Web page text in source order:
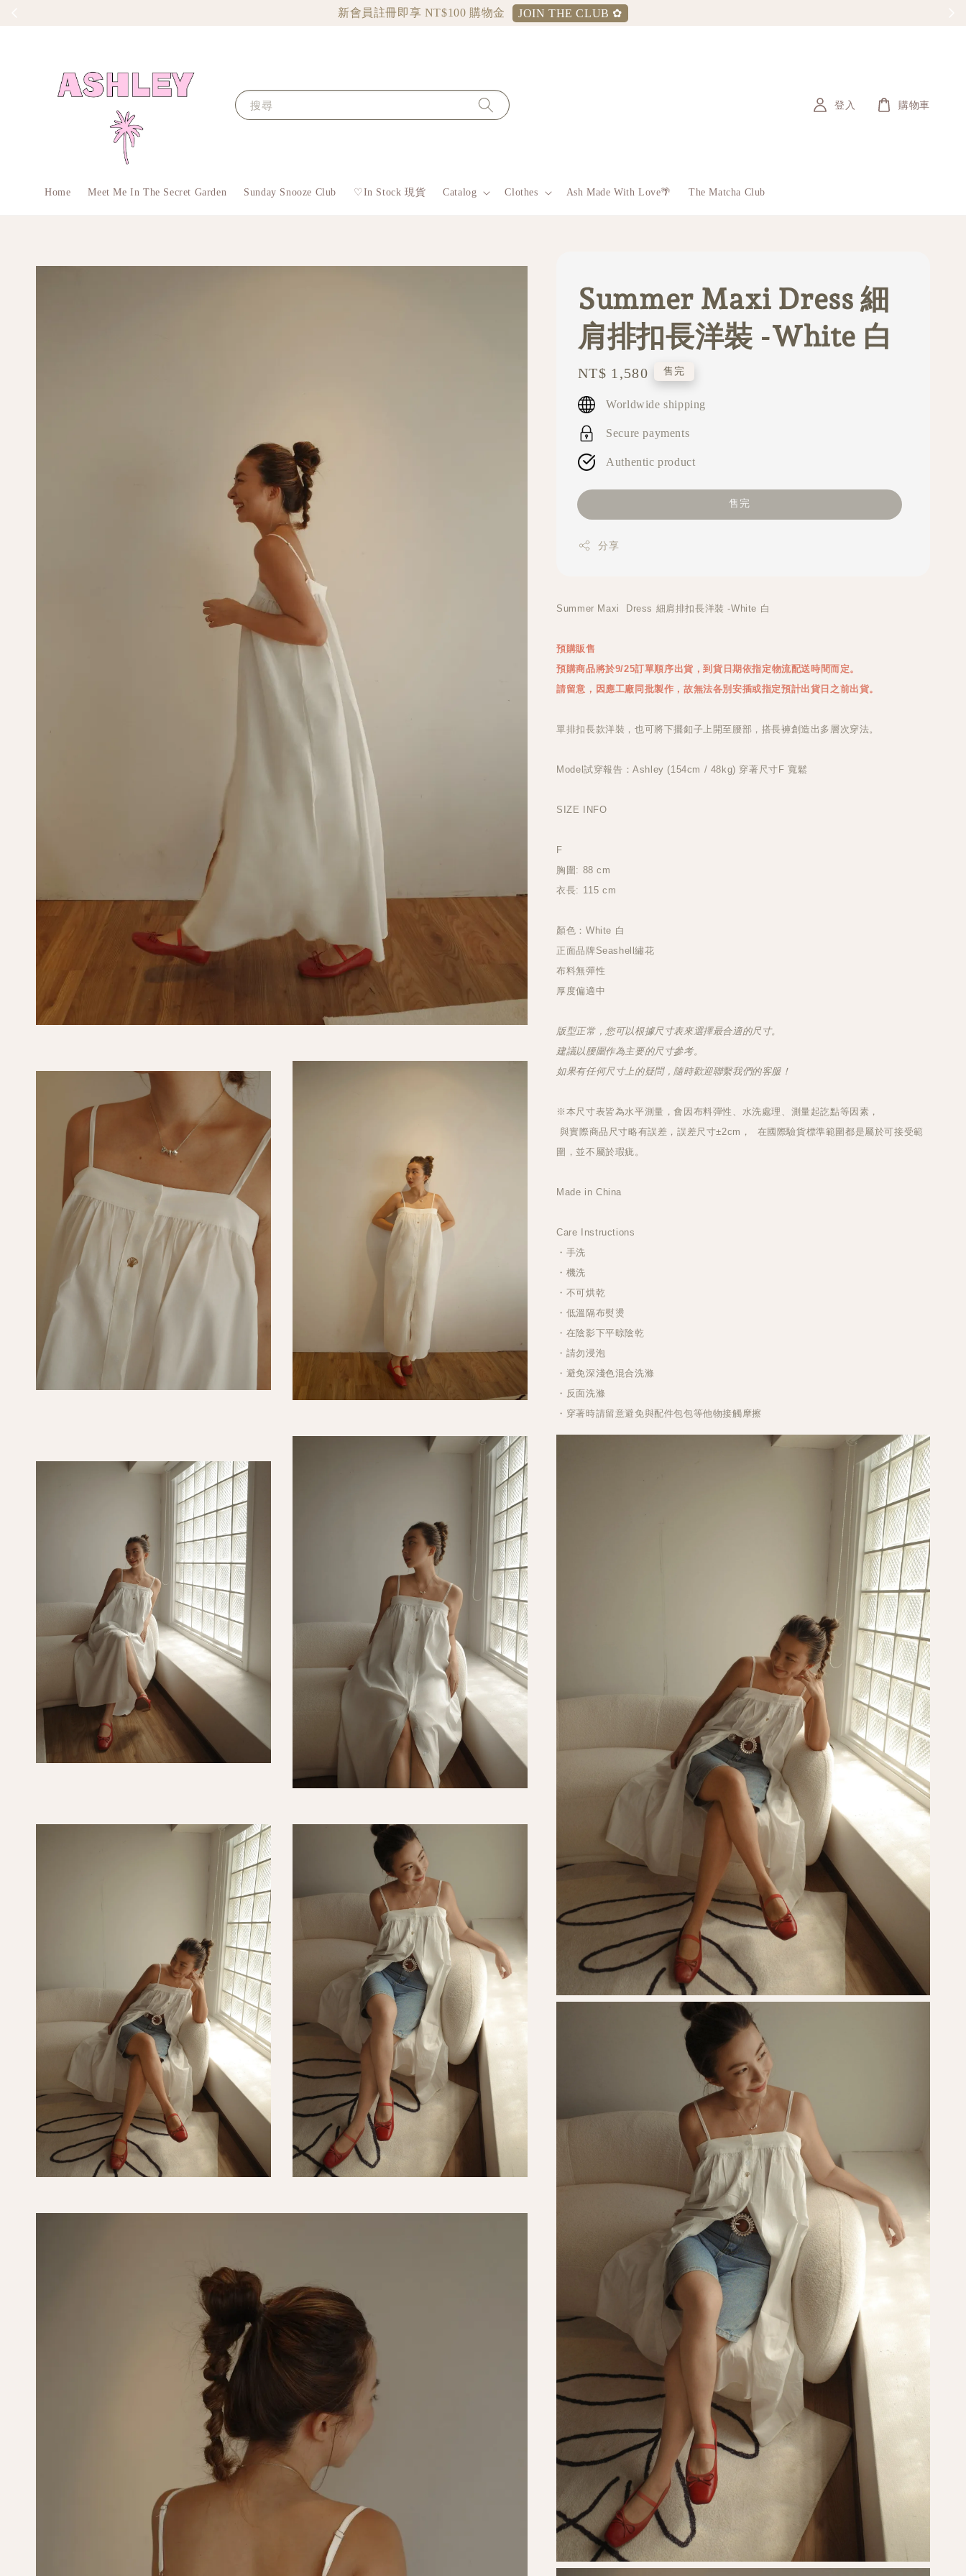
新會員註冊即享 NT$100 購物金 JOIN THE CLUB ✿
搜尋
Home Meet Me In The Secret Garden Sunday Snooze Club ♡︎In Stock 現貨 Catalog Clothes Ash Made With Love🌴 The Matcha Club
登入 購物車
Summer Maxi Dress 細
肩排扣長洋裝 -White 白
Regular
price
NT$ 1,580 售完
Worldwide shipping
Secure payments
Authentic product
售完
分享
Summer Maxi Dress 細肩排扣長洋裝 -White 白
預購販售
預購商品將於9/25訂單順序出貨，到貨日期依指定物流配送時間而定。
請留意，因應工廠同批製作，故無法各別安插或指定預計出貨日之前出貨。
單排扣長款洋裝，也可將下擺釦子上開至腰部，搭長褲創造出多層次穿法。
Model試穿報告：Ashley (154cm / 48kg) 穿著尺寸F 寬鬆
SIZE INFO
F
胸圍: 88 cm
衣長: 115 cm
顏色：White 白
正面品牌Seashell繡花
布料無彈性
厚度偏適中
版型正常，您可以根據尺寸表來選擇最合適的尺寸。
建議以腰圍作為主要的尺寸參考。
如果有任何尺寸上的疑問，隨時歡迎聯繫我們的客服！
※本尺寸表皆為水平測量，會因布料彈性、水洗處理、測量起訖點等因素，
與實際商品尺寸略有誤差，誤差尺寸±2cm， 在國際驗貨標準範圍都是屬於可接受範
圍，並不屬於瑕疵。
Made in China
Care Instructions
・手洗
・機洗
・不可烘乾
・低溫隔布熨燙
・在陰影下平晾陰乾
・請勿浸泡
・避免深淺色混合洗滌
・反面洗滌
・穿著時請留意避免與配件包包等他物接觸摩擦